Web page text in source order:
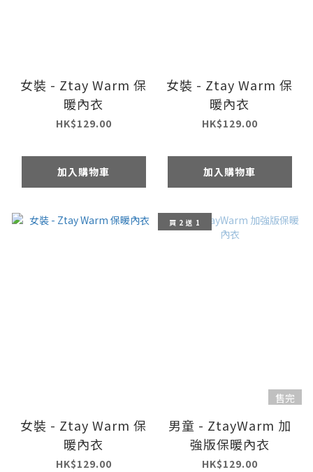
女裝 - Ztay Warm 保
暖內衣
HK$129.00
加入購物車
女裝 - Ztay Warm 保
暖內衣
HK$129.00
加入購物車
女裝 - Ztay Warm 保
暖內衣
HK$129.00
買 2 送 1
售完
男童 - ZtayWarm 加
強版保暖內衣
HK$129.00